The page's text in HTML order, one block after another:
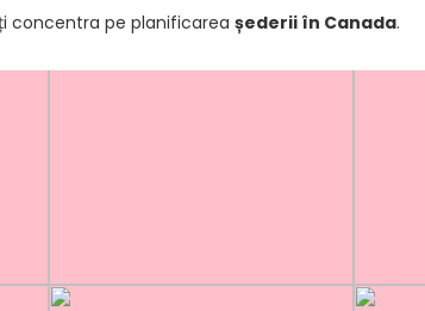
concentra pe planificarea șederii în Canada.